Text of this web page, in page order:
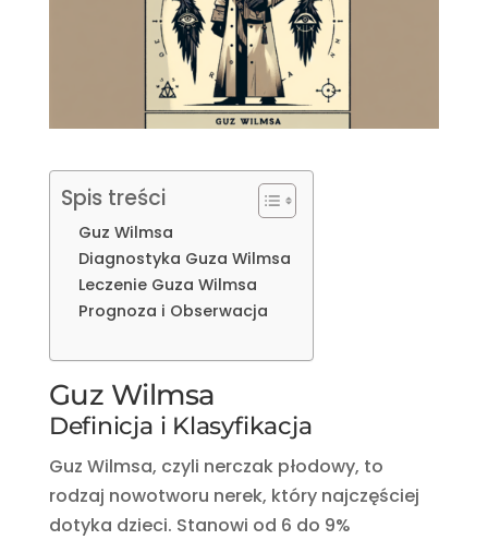
Spis treści
Guz Wilmsa
Diagnostyka Guza Wilmsa
Leczenie Guza Wilmsa
Prognoza i Obserwacja
Guz Wilmsa
Definicja i Klasyfikacja
Guz Wilmsa, czyli nerczak płodowy, to
rodzaj nowotworu nerek, który najczęściej
dotyka dzieci. Stanowi od 6 do 9%